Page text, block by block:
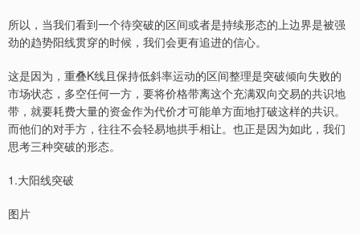
所以，当我们看到一个待突破的区间或者是持续形态的上边界是被强
劲的趋势阳线贯穿的时候，我们会更有追进的信心。
这是因为，重叠K线且保持低斜率运动的区间整理是突破倾向失败的
市场状态，多空任何一方，要将价格带离这个充满双向交易的共识地
带，就要耗费大量的资金作为代价才可能单方面地打破这样的共识。
而他们的对手方，往往不会轻易地拱手相让。也正是因为如此，我们
思考三种突破的形态。
1.大阳线突破
图片